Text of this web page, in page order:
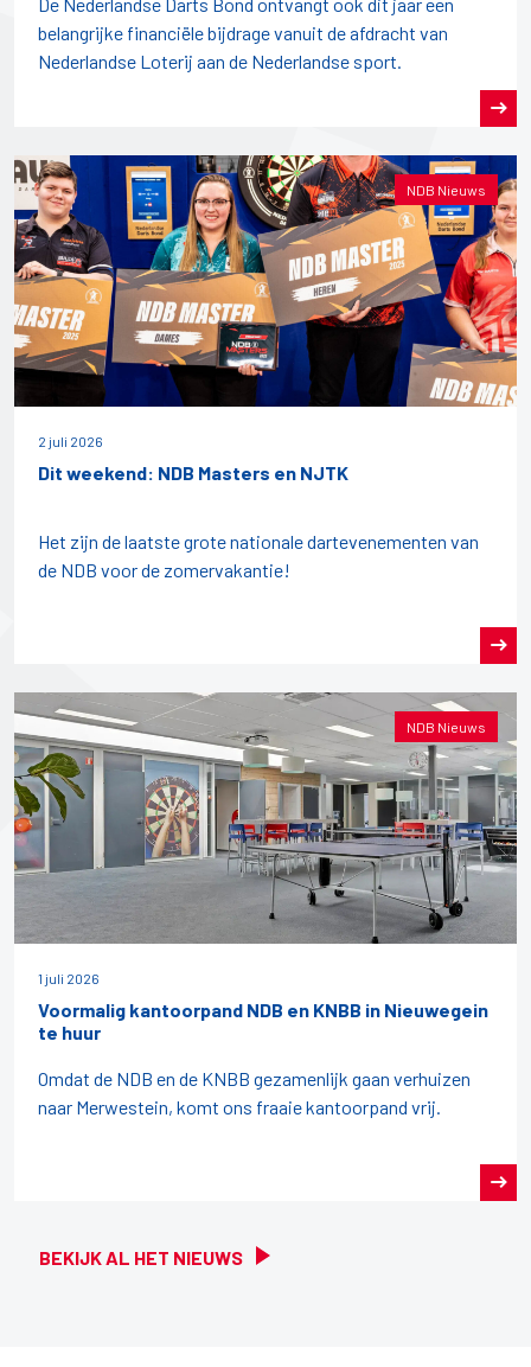
BEKIJK AL HET NIEUWS
belangrijke financiële bijdrage vanuit de afdracht van
Nederlandse Loterij aan de Nederlandse sport.
NDB Nieuws
2 juli 2026
Dit weekend: NDB Masters en NJTK
Het zijn de laatste grote nationale dartevenementen van
de NDB voor de zomervakantie!
NDB Nieuws
1 juli 2026
Voormalig kantoorpand NDB en KNBB in Nieuwegein
te huur
Omdat de NDB en de KNBB gezamenlijk gaan verhuizen
naar Merwestein, komt ons fraaie kantoorpand vrij.